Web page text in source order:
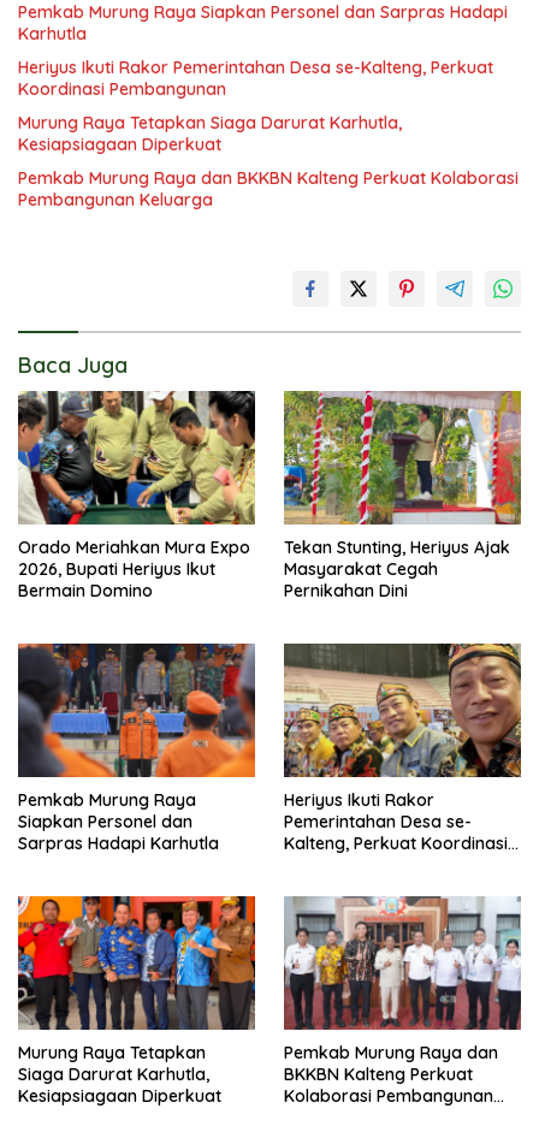
Pemkab Murung Raya Siapkan Personel dan Sarpras Hadapi
Karhutla
Heriyus Ikuti Rakor Pemerintahan Desa se-Kalteng, Perkuat
Koordinasi Pembangunan
Murung Raya Tetapkan Siaga Darurat Karhutla,
Kesiapsiagaan Diperkuat
Pemkab Murung Raya dan BKKBN Kalteng Perkuat Kolaborasi
Pembangunan Keluarga
Baca Juga
Orado Meriahkan Mura Expo
2026, Bupati Heriyus Ikut
Bermain Domino
Tekan Stunting, Heriyus Ajak
Masyarakat Cegah
Pernikahan Dini
Pemkab Murung Raya
Siapkan Personel dan
Sarpras Hadapi Karhutla
Heriyus Ikuti Rakor
Pemerintahan Desa se-
Kalteng, Perkuat Koordinasi
Murung Raya Tetapkan
Siaga Darurat Karhutla,
Kesiapsiagaan Diperkuat
Pemkab Murung Raya dan
BKKBN Kalteng Perkuat
Kolaborasi Pembangunan